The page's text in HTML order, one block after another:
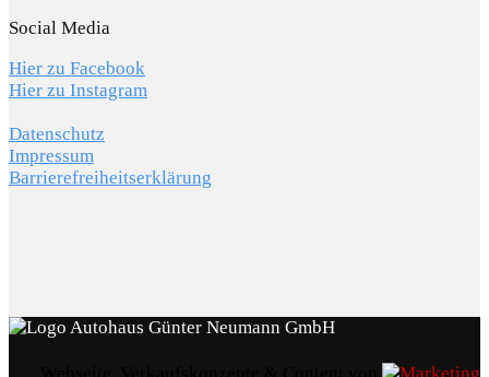
Social Media
Hier zu Facebook
Hier zu Instagram
Datenschutz
Impressum
Barrierefreiheitserklärung